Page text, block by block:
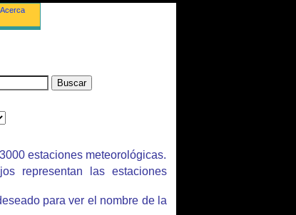
Acerca
estaciones meteorológicas.
representan las estaciones
para ver el nombre de la